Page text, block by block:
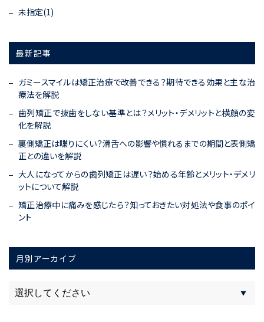
未指定(1)
最新記事
ガミースマイルは矯正治療で改善できる？期待できる効果と主な治
療法を解説
歯列矯正で抜歯をしない基準とは？メリット・デメリットと横顔の変
化を解説
裏側矯正は喋りにくい？滑舌への影響や慣れるまでの期間と表側矯
正との違いを解説
大人になってからの歯列矯正は遅い？始める年齢とメリット・デメリ
ットについて解説
矯正治療中に痛みを感じたら？知っておきたい対処法や食事のポイ
ント
月別アーカイブ